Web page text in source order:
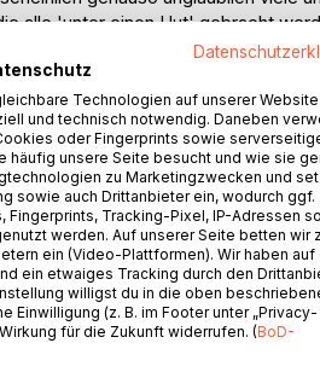
alle 'unter einen Hut' gebracht
Gedanken zu machen über
Intelligenz, Zeitoptimierung.
Mensch seine Soft Skills
er gut kann (Stärken) und was
der große zweite Schritt in seinem
werden will.
Einfühlungsvermögen schafft er
und die Vorgehensweisen
auf Neues einzulassen, Fremdes
er neues Wissen erlernt und
arbeitet an seinem Selbst-
ein, um sich weiter zu
viele Themen,
Technologien auf unserer Website.
und technisch notwendig. Daneben
oder Fingerprints sowie
häufig unsere Seite besucht und wie sie
zu Marketingzwecken und
sowie auch Drittanbieter ein, wodurch ggf.
Tracking-Pixel, IP-Adressen
werden. Auf unserer Seite betten wir
ein (Video-Plattformen). Wir haben auf
ein etwaiges Tracking durch den
willigst du in die oben
Einwilligung (z. B. im Footer unter „Privacy-
für die Zukunft widerrufen. (BoD-